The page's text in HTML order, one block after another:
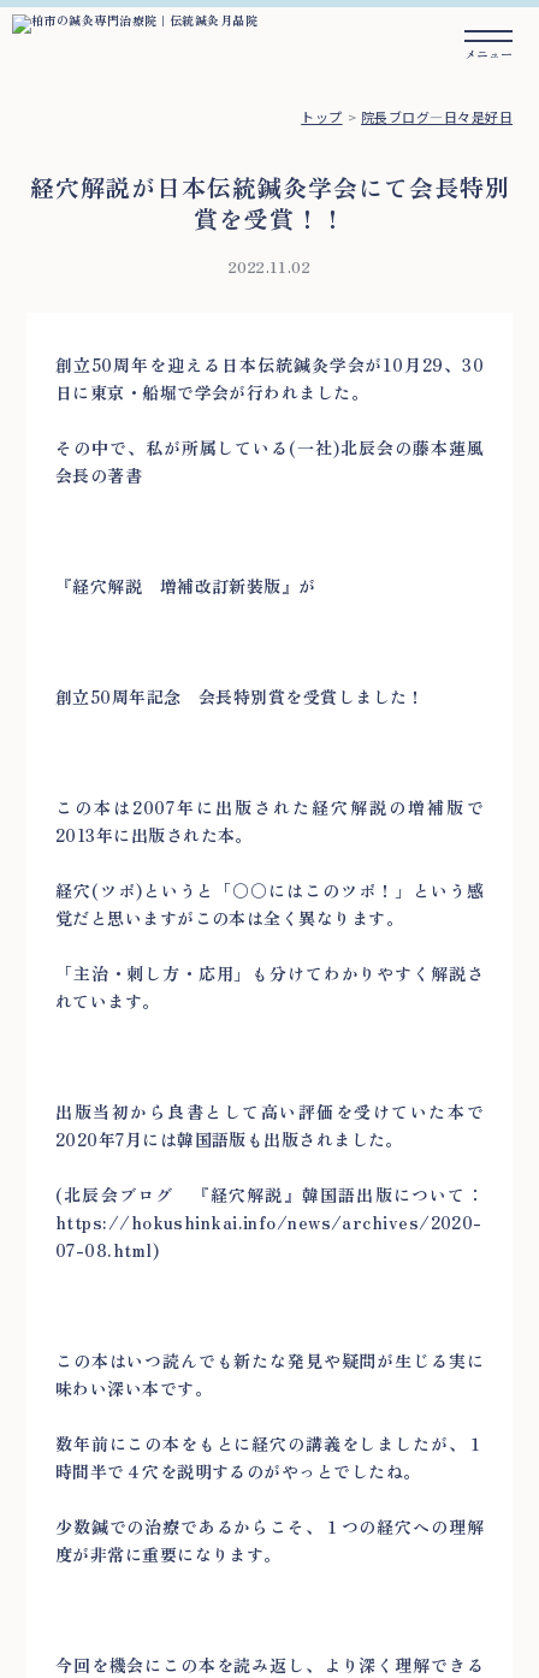
トップ 院長ブログ―日々是好日
経穴解説が日本伝統鍼灸学会にて会長特別
賞を受賞！！
2022.11.02
創立50周年を迎える日本伝統鍼灸学会が10月29、30
日に東京・船堀で学会が行われました。
その中で、私が所属している(一社)北辰会の藤本蓮風
会長の著書
『経穴解説 増補改訂新装版』が
創立50周年記念 会長特別賞を受賞しました！
この本は2007年に出版された経穴解説の増補版で
2013年に出版された本。
経穴(ツボ)というと「〇〇にはこのツボ！」という感
覚だと思いますがこの本は全く異なります。
「主治・刺し方・応用」も分けてわかりやすく解説さ
れています。
出版当初から良書として高い評価を受けていた本で
2020年7月には韓国語版も出版されました。
(北辰会ブログ 『経穴解説』韓国語出版について：
https://hokushinkai.info/news/archives/2020-
07-08.html)
この本はいつ読んでも新たな発見や疑問が生じる実に
味わい深い本です。
数年前にこの本をもとに経穴の講義をしましたが、１
時間半で４穴を説明するのがやっとでしたね。
少数鍼での治療であるからこそ、１つの経穴への理解
度が非常に重要になります。
今回を機会にこの本を読み返し、より深く理解できる